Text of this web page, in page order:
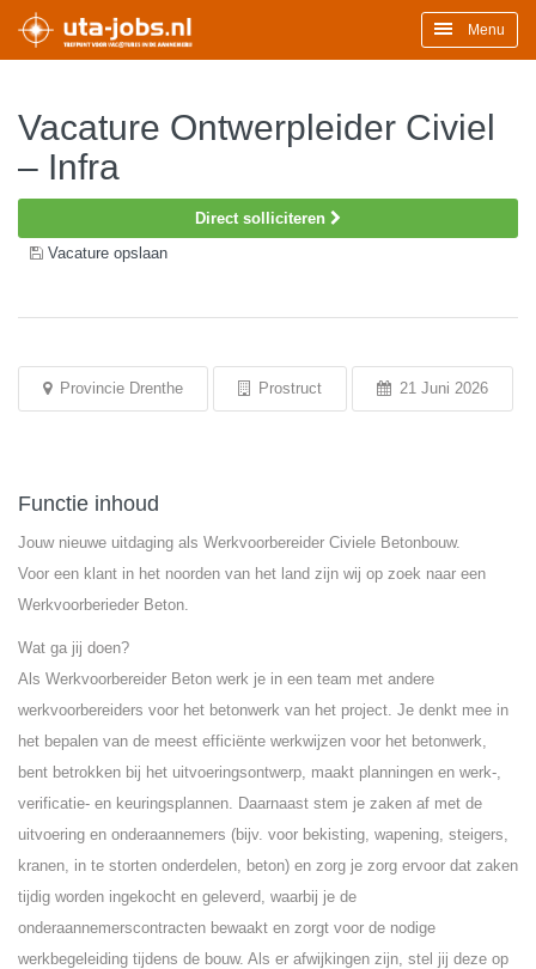
Menu
Vacature Ontwerpleider Civiel
– Infra
Direct solliciteren
Vacature opslaan
Provincie Drenthe Prostruct 21 Juni 2026
Functie inhoud
Jouw nieuwe uitdaging als Werkvoorbereider Civiele Betonbouw.
Voor een klant in het noorden van het land zijn wij op zoek naar een
Werkvoorberieder Beton.
Wat ga jij doen?
Als Werkvoorbereider Beton werk je in een team met andere
werkvoorbereiders voor het betonwerk van het project. Je denkt mee in
het bepalen van de meest efficiënte werkwijzen voor het betonwerk,
bent betrokken bij het uitvoeringsontwerp, maakt planningen en werk-,
verificatie- en keuringsplannen. Daarnaast stem je zaken af met de
uitvoering en onderaannemers (bijv. voor bekisting, wapening, steigers,
kranen, in te storten onderdelen, beton) en zorg je zorg ervoor dat zaken
tijdig worden ingekocht en geleverd, waarbij je de
onderaannemerscontracten bewaakt en zorgt voor de nodige
werkbegeleiding tijdens de bouw. Als er afwijkingen zijn, stel jij deze op